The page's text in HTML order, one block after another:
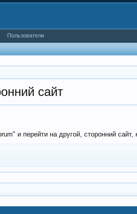
сайт
и перейти на другой, сторонний
Пользователи